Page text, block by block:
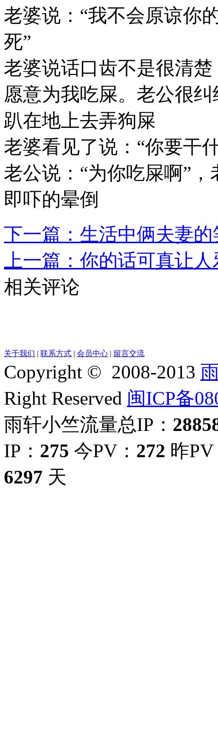
老婆说：“我不会原谅你
死”
老婆说话口齿不是很清
愿意为我吃屎。老公很
趴在地上去弄狗屎
老婆看见了说：“你要干
老公说：“为你吃屎啊”
即吓的晕倒
下一篇：生活中俩夫妻
上一篇：你的话可真让
相关评论
关于我们 | 联系方式 | 会员中心 | 留言交流
Copyright © 2008-2013
Right Reserved 闽ICP备
雨轩小竺流量总IP：
IP： 275 今PV： 272 昨
6297 天